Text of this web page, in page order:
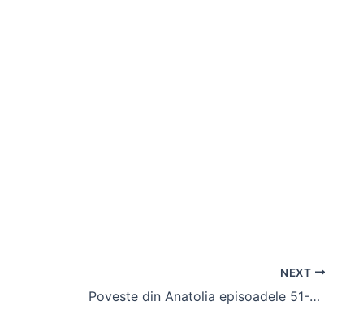
NEXT
Poveste din Anatolia episoadele 51-53 la TV (rezumat) Sezonul 2